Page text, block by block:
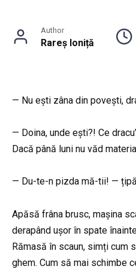
Author
Rareș Ioniță
— Nu ești zâna din povești,
— Doina, unde ești?! Ce
Dacă până luni nu văd
— Du-te-n pizda mă-tii! —
Apăsă frâna brusc, mașina
derapând ușor în spate
Rămasă în scaun, simți cum
ghem. Cum să mai schimbe